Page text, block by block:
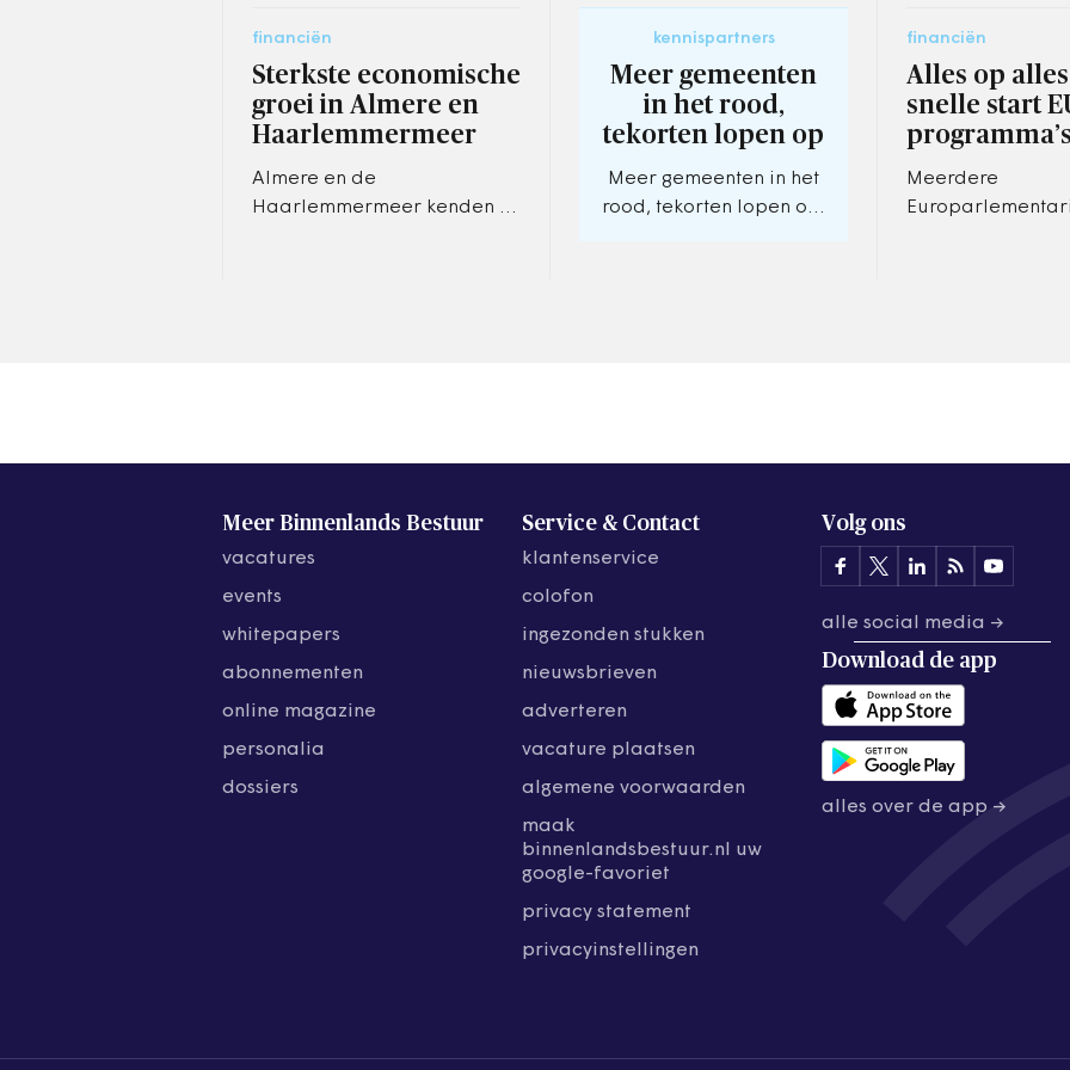
financiën
Sterkste economische
groei in Almere en
Haarlemmermeer
Almere en de
Haarlemmermeer kenden in
kennispartners
Meer gemeenten
in het rood,
tekorten lopen op
Meer gemeenten in het
rood, tekorten lopen op.
financiën
Alles op
snelle start
programma’s
Meerdere
Meer Binnenlands Bestuur
vacatures
events
whitepapers
abonnementen
online magazine
personalia
dossiers
Service & Contact
klantenservice
colofon
ingezonden stukken
nieuwsbrieven
adverteren
vacature plaatsen
algemene voorwaarden
maak
binnenlandsbestuur.nl uw
google-favoriet
privacy statement
privacyinstellingen
Volg ons
alle social media →
Download de app
alles over de app →